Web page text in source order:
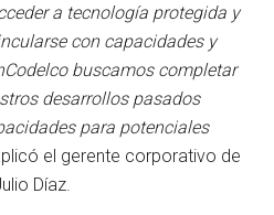
a tecnología protegida y
con capacidades y
buscamos completar
desarrollos pasados
para potenciales
el gerente corporativo de
Díaz.